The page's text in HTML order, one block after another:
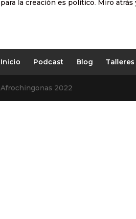
para la creación es político. Miro atrás
Inicio Podcast Blog Talleres
Afrochingonas 2022